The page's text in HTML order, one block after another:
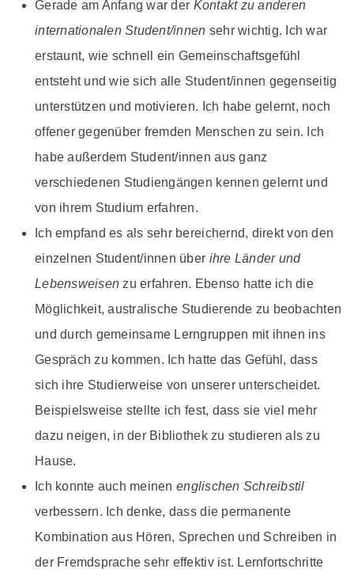
Gerade am Anfang war der Kontakt zu anderen
internationalen Student/innen sehr wichtig. Ich war
erstaunt, wie schnell ein Gemeinschaftsgefühl
entsteht und wie sich alle Student/innen gegenseitig
unterstützen und motivieren. Ich habe gelernt, noch
offener gegenüber fremden Menschen zu sein. Ich
habe außerdem Student/innen aus ganz
verschiedenen Studiengängen kennen gelernt und
von ihrem Studium erfahren.
Ich empfand es als sehr bereichernd, direkt von den
einzelnen Student/innen über ihre Länder und
Lebensweisen zu erfahren. Ebenso hatte ich die
Möglichkeit, australische Studierende zu beobachten
und durch gemeinsame Lerngruppen mit ihnen ins
Gespräch zu kommen. Ich hatte das Gefühl, dass
sich ihre Studierweise von unserer unterscheidet.
Beispielsweise stellte ich fest, dass sie viel mehr
dazu neigen, in der Bibliothek zu studieren als zu
Hause.
Ich konnte auch meinen englischen Schreibstil
verbessern. Ich denke, dass die permanente
Kombination aus Hören, Sprechen und Schreiben in
der Fremdsprache sehr effektiv ist. Lernfortschritte